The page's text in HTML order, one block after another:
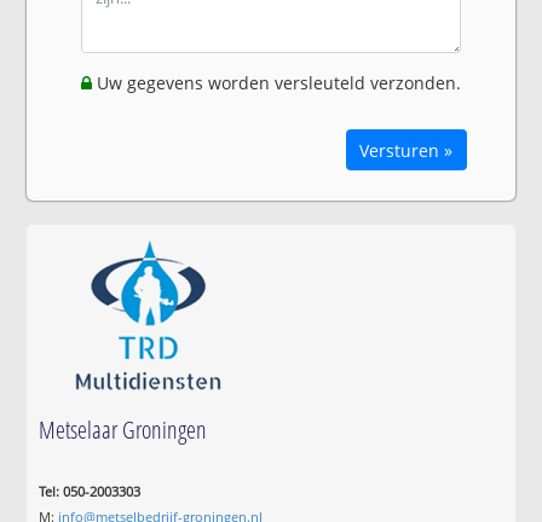
Uw gegevens worden versleuteld verzonden.
Versturen »
Metselaar Groningen
Tel: 050-2003303
M: info@metselbedrijf-groningen.nl